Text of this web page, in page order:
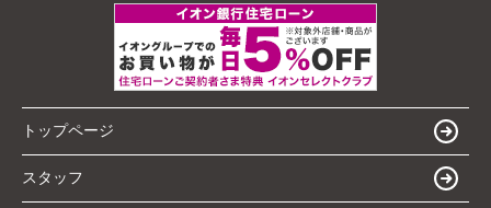
トップページ
スタッフ